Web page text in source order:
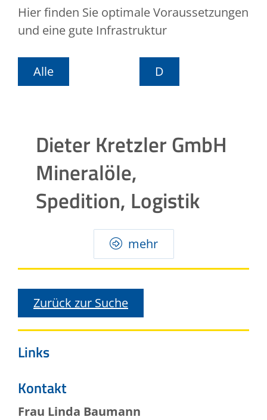
Hier finden Sie optimale Voraussetzungen
und eine gute Infrastruktur
Alle D
Dieter Kretzler GmbH
Mineralöle,
Spedition, Logistik
mehr
Zurück zur Suche
Links
Kontakt
Frau Linda Baumann